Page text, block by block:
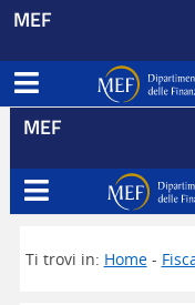
MEF
Apri menu
Dipartimento
MEF
Apri menu
Dipartimento
Ti trovi in: Home-